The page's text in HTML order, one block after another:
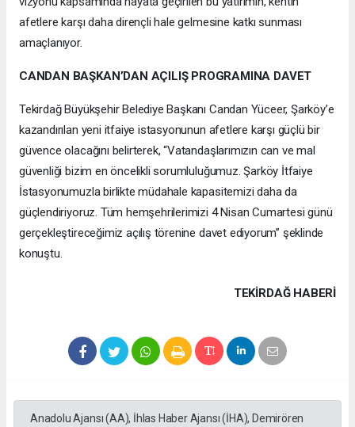
afetlere karşı daha dirençli hale gelmesine katkı sunması
amaçlanıyor.
CANDAN BAŞKAN’DAN AÇILIŞ PROGRAMINA DAVET
Tekirdağ Büyükşehir Belediye Başkanı Candan Yüceer, Şarköy’e
kazandırılan yeni itfaiye istasyonunun afetlere karşı güçlü bir
güvence olacağını belirterek, “Vatandaşlarımızın can ve mal
güvenliği bizim en öncelikli sorumluluğumuz. Şarköy İtfaiye
İstasyonumuzla birlikte müdahale kapasitemizi daha da
güçlendiriyoruz. Tüm hemşehrilerimizi 4 Nisan Cumartesi günü
gerçekleştireceğimiz açılış törenine davet ediyorum” şeklinde
konuştu.
TEKIRDAĞ HABERİ
Anadolu Ajansı (AA), İhlas Haber Ajansı (İHA), Demirören